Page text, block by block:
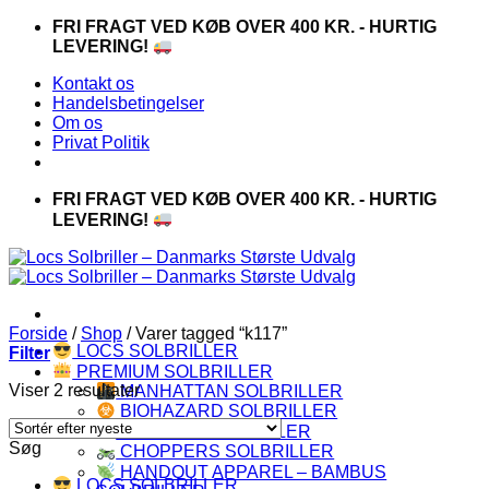
FortsætFRI FRAGT VED KØB OVER 400 KR. - HURTIG
LEVERING!
Kontakt os
Handelsbetingelser
Om os
Privat Politik
FRI FRAGT VED KØB OVER 400 KR. - HURTIG
LEVERING!
LOCS SOLBRILLER
PREMIUM SOLBRILLER
MANHATTAN SOLBRILLER
BIOHAZARD SOLBRILLER
CAPRAIA SOLBRILLER
CHOPPERS SOLBRILLER
HANDOUT APPAREL – BAMBUS
Forside / Shop /Varer tagged “k117”
Filter
Viser 2 resultaterSorteret
efter
Søg